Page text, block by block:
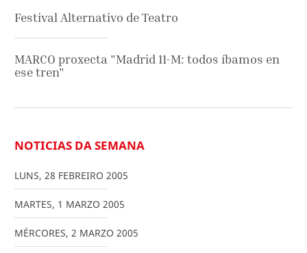
Festival Alternativo de Teatro
MARCO proxecta "Madrid 11-M: todos íbamos en
ese tren"
NOTICIAS DA SEMANA
LUNS, 28 FEBREIRO 2005
MARTES, 1 MARZO 2005
MÉRCORES, 2 MARZO 2005